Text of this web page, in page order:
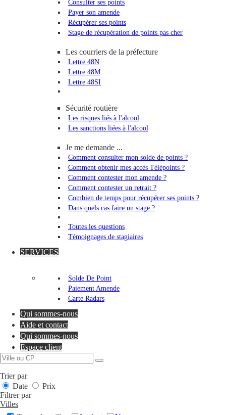
Consulter ses points
Payer son amende
Récupérer ses points
Stage de récupération de points pas cher
Les courriers de la préfecture
Lettre 48N
Lettre 48M
Lettre 48SI
Sécurité routière
Les risques liés à l'alcool
Les sanctions liées à l'alcool
Je me demande ...
Comment consulter mon solde de points ?
Comment obtenir mes accès Télépoints ?
Comment contester mon amende ?
Comment contester un retrait ?
Combien de temps pour récupérer ses points ?
Dans quels cas faire un stage ?
Toutes les questions
Témoignages de stagiaires
SERVICES
Solde De Point
Paiement Amende
Carte Radars
Qui sommes-nous
Aide et contact
Qui sommes-nous
Espace client
Trier par
Date
Prix
Filtrer par
Villes